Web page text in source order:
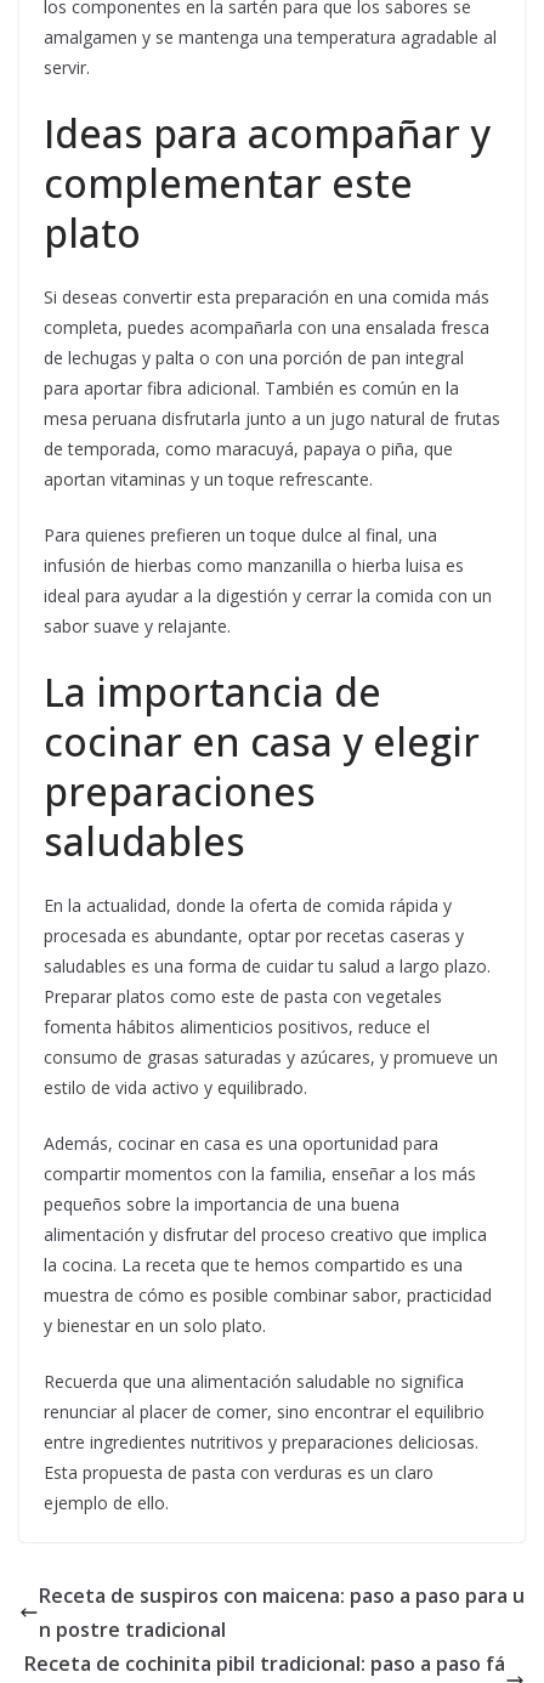
los componentes en la sartén para que los sabores se
amalgamen y se mantenga una temperatura agradable al
servir.
Ideas para acompañar y
complementar este
plato
Si deseas convertir esta preparación en una comida más
completa, puedes acompañarla con una ensalada fresca
de lechugas y palta o con una porción de pan integral
para aportar fibra adicional. También es común en la
mesa peruana disfrutarla junto a un jugo natural de frutas
de temporada, como maracuyá, papaya o piña, que
aportan vitaminas y un toque refrescante.
Para quienes prefieren un toque dulce al final, una
infusión de hierbas como manzanilla o hierba luisa es
ideal para ayudar a la digestión y cerrar la comida con un
sabor suave y relajante.
La importancia de
cocinar en casa y elegir
preparaciones
saludables
En la actualidad, donde la oferta de comida rápida y
procesada es abundante, optar por recetas caseras y
saludables es una forma de cuidar tu salud a largo plazo.
Preparar platos como este de pasta con vegetales
fomenta hábitos alimenticios positivos, reduce el
consumo de grasas saturadas y azúcares, y promueve un
estilo de vida activo y equilibrado.
Además, cocinar en casa es una oportunidad para
compartir momentos con la familia, enseñar a los más
pequeños sobre la importancia de una buena
alimentación y disfrutar del proceso creativo que implica
la cocina. La receta que te hemos compartido es una
muestra de cómo es posible combinar sabor, practicidad
y bienestar en un solo plato.
Recuerda que una alimentación saludable no significa
renunciar al placer de comer, sino encontrar el equilibrio
entre ingredientes nutritivos y preparaciones deliciosas.
Esta propuesta de pasta con verduras es un claro
ejemplo de ello.
Receta de suspiros con maicena: paso a paso para u
n postre tradicional
Receta de cochinita pibil tradicional: paso a paso fá